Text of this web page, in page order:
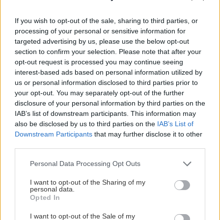
If you wish to opt-out of the sale, sharing to third parties, or
processing of your personal or sensitive information for
targeted advertising by us, please use the below opt-out
section to confirm your selection. Please note that after your
opt-out request is processed you may continue seeing
interest-based ads based on personal information utilized by
us or personal information disclosed to third parties prior to
your opt-out. You may separately opt-out of the further
disclosure of your personal information by third parties on the
IAB’s list of downstream participants. This information may
also be disclosed by us to third parties on the IAB’s List of
Downstream Participants that may further disclose it to other
Please note that this website/app uses one or more Google
not limited to your visit or usage behaviour. You may click to
grant or deny consent to Google and its third-party tags to
use your data for below specified purposes in below Google
consent section.
Personal Data Processing Opt Outs
I want to opt-out of the Sharing of my
personal data.
Opted In
I want to opt-out of the Sale of my
My Chemical Romance, Brandon Flowers, Bruno
Mars.
Εισιτήριο : Το pass τριών ημερών στοιχίζει 199,50
ευρώ, ενώ αν επιλέξετε να μείνετε στο
οργανωμένο camping του Oxegen, πληρώνετε 24
ευρώ επιπλέον για τις τρεις αυτές ημέρες.
Εναλλακτικά, μπορείτε να αγοράσετε εισιτήριο
ημέρας στην τιμή των 99,50 ευρώ.
Πώς θα πάτε: Η οικονομικότερη επιλογή για
Δουβλίνο μέσω Ρίγας (ενδεικτική τιμή 240 ευρώ
στον χώρο του Φεστιβάλ με τα ειδικά λεωφορεία
που στοιχίζουν 20 ευρώ μετ’ επιστροφής. Κλείστε
τα onlineεδώκαι μάθετε περισσότερα για τα